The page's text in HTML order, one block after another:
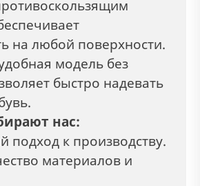
на любой поверхности.
модель без
быстро надевать
нас:
подход к производству.
материалов и